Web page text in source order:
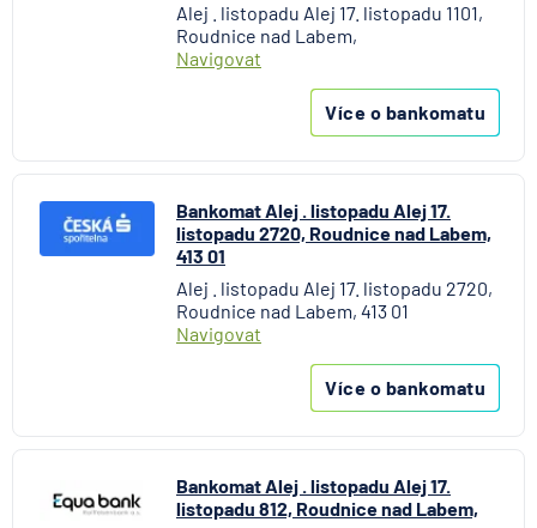
Alej . listopadu Alej 17. listopadu 1101,
Roudnice nad Labem,
Navigovat
Více o bankomatu
Bankomat Alej . listopadu Alej 17.
listopadu 2720, Roudnice nad Labem,
413 01
Alej . listopadu Alej 17. listopadu 2720,
Roudnice nad Labem, 413 01
Navigovat
Více o bankomatu
Bankomat Alej . listopadu Alej 17.
listopadu 812, Roudnice nad Labem,